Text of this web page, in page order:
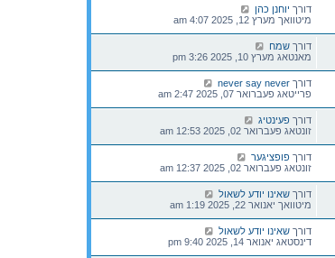
דורך יוחנן כהן
מיטוואך מערץ 12, 2025 4:07 am
דורך שמח
מאנטאג מערץ 10, 2025 3:26 pm
דורך never say never
פרייטאג פעברואר 07, 2025 2:47 am
דורך פעינטיג
זונטאג פעברואר 02, 2025 12:53 am
דורך פופציגער
זונטאג פעברואר 02, 2025 12:37 am
דורך שאינו יודע לשאול
מיטוואך יאנואר 22, 2025 1:19 am
דורך שאינו יודע לשאול
דינסטאג יאנואר 14, 2025 9:40 pm